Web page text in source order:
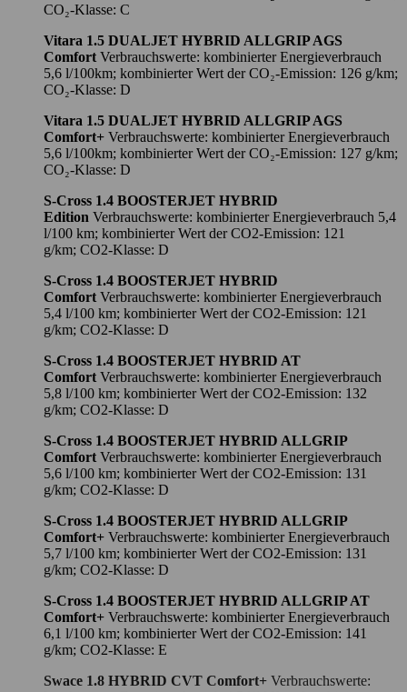
CO₂-Klasse: C
Vitara 1.5 DUALJET HYBRID ALLGRIP AGS
Comfort Verbrauchswerte: kombinierter Energieverbrauch
5,6 l/100km; kombinierter Wert der CO₂-Emission: 126 g/km;
CO₂-Klasse: D
Vitara 1.5 DUALJET HYBRID ALLGRIP AGS
Comfort+ Verbrauchswerte: kombinierter Energieverbrauch
5,6 l/100km; kombinierter Wert der CO₂-Emission: 127 g/km;
CO₂-Klasse: D
S-Cross 1.4 BOOSTERJET HYBRID
Edition Verbrauchswerte: kombinierter Energieverbrauch 5,4
l/100 km; kombinierter Wert der CO2-Emission: 121
g/km; CO2-Klasse: D
S-Cross 1.4 BOOSTERJET HYBRID
Comfort Verbrauchswerte: kombinierter Energieverbrauch
5,4 l/100 km; kombinierter Wert der CO2-Emission: 121
g/km; CO2-Klasse: D
S-Cross 1.4 BOOSTERJET HYBRID AT
Comfort Verbrauchswerte: kombinierter Energieverbrauch
5,8 l/100 km; kombinierter Wert der CO2-Emission: 132
g/km; CO2-Klasse: D
S-Cross 1.4 BOOSTERJET HYBRID ALLGRIP
Comfort Verbrauchswerte: kombinierter Energieverbrauch
5,6 l/100 km; kombinierter Wert der CO2-Emission: 131
g/km; CO2-Klasse: D
S-Cross 1.4 BOOSTERJET HYBRID ALLGRIP
Comfort+ Verbrauchswerte: kombinierter Energieverbrauch
5,7 l/100 km; kombinierter Wert der CO2-Emission: 131
g/km; CO2-Klasse: D
S-Cross 1.4 BOOSTERJET HYBRID ALLGRIP AT
Comfort+ Verbrauchswerte: kombinierter Energieverbrauch
6,1 l/100 km; kombinierter Wert der CO2-Emission: 141
g/km; CO2-Klasse: E
Swace 1.8 HYBRID CVT Comfort+ Verbrauchswerte: